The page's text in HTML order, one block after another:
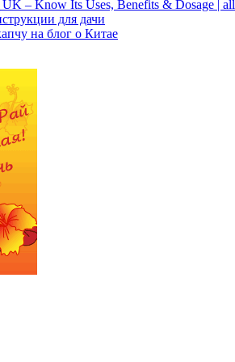
– Know Its Uses, Benefits & Dosage |
для дачи
на блог о Китае